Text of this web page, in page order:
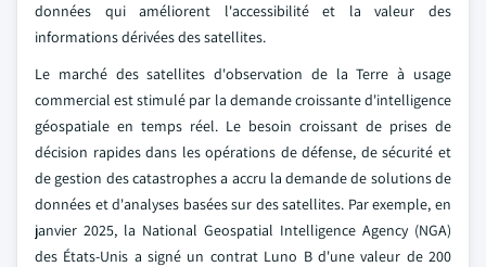
données qui améliorent l'accessibilité et la valeur des
informations dérivées des satellites.
Le marché des satellites d'observation de la Terre à usage
commercial est stimulé par la demande croissante d'intelligence
géospatiale en temps réel. Le besoin croissant de prises de
décision rapides dans les opérations de défense, de sécurité et
de gestion des catastrophes a accru la demande de solutions de
données et d'analyses basées sur des satellites. Par exemple, en
janvier 2025, la National Geospatial Intelligence Agency (NGA)
des États-Unis a signé un contrat Luno B d'une valeur de 200